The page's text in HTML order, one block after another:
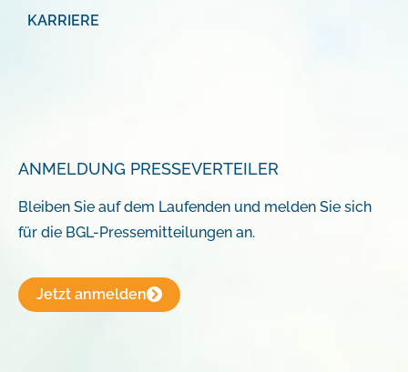
KARRIERE
ANMELDUNG PRESSEVERTEILER
Bleiben Sie auf dem Laufenden und melden Sie sich
für die BGL-Pressemitteilungen an.
Jetzt anmelden